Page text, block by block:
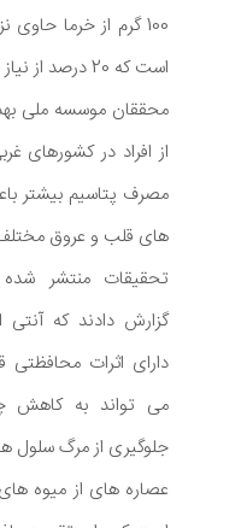
است که 20 درصد از نیاز روزانه پتاسیم شما است.
محققان موسسه ملی
از افراد در کشورهای
مصرف پتاسیم بیشتر
های قلب و عروق
دارای اثرات
می تواند به کاهش
جلوگیری از مرگ سلول
عصاره های از میوه